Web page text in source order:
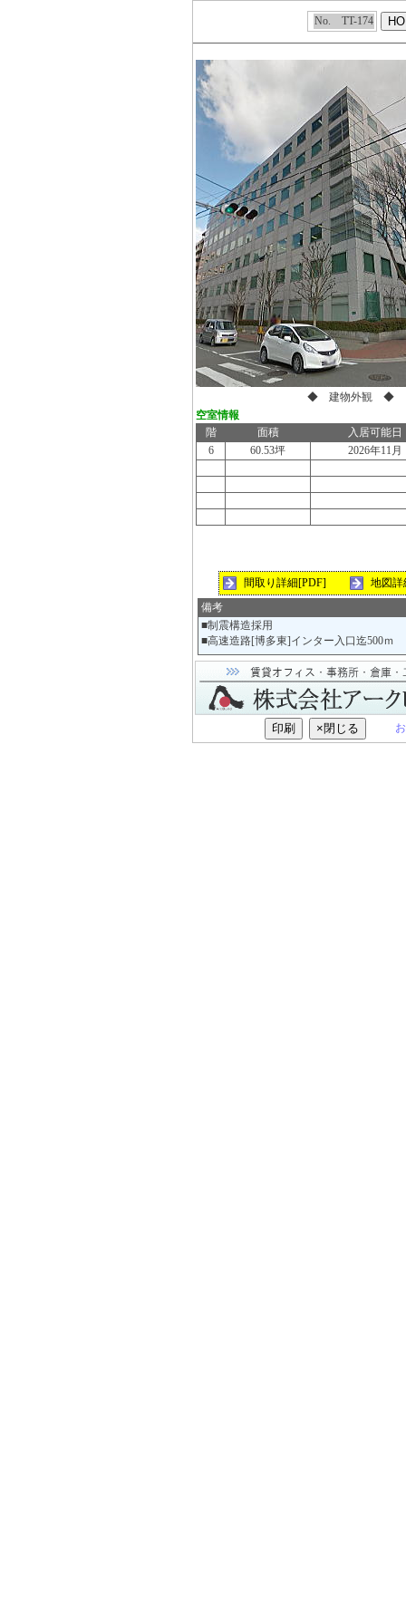
No. TT-174
◆ 建物外観 ◆
空室情報
階
面積
入居可能日
6
60.53坪 2026年11月
間取り詳細[PDF]
地図詳
備考
■制震構造採用
■高速造路[博多東]インター入口迄500ｍ